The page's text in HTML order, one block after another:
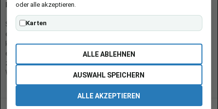
Hinweis zu Preisen und Verfügbarkeiten
Sofern Produktpreise und Verfügbarkeiten angezeigt werden,
entsprechen diese dem angegebenen Stand (Datum/Uhrzeit) und
können sich auf der verlinkten Seite jederzeit ändern. Für den Kauf
eines Produkts gelten die Angaben zu Preis und Verfügbarkeit, die
zum Kaufzeitpunkt [auf der/den maßgeblichen Amazon-
Website(s)] angezeigt werden.
oder alle akzeptieren.
Karten
ALLE ABLEHNEN
AUSWAHL SPEICHERN
ALLE AKZEPTIEREN